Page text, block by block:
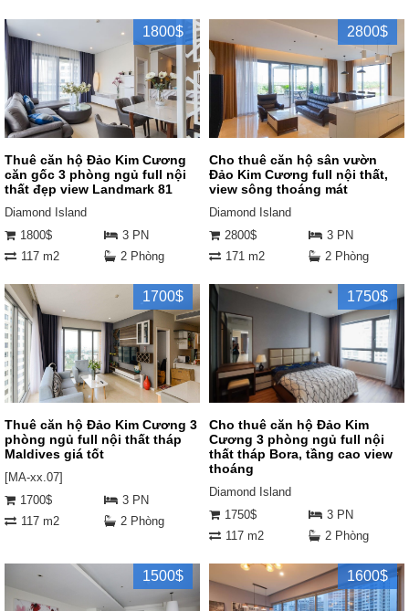
1800$
Thuê căn hộ Đảo Kim Cương
căn gốc 3 phòng ngủ full nội
thất đẹp view Landmark 81
Diamond Island
1800$
3 PN
117 m2
2 Phòng
2800$
Cho thuê căn hộ sân vườn
Đảo Kim Cương full nội thất,
view sông thoáng mát
Diamond Island
2800$
3 PN
171 m2
2 Phòng
1700$
Thuê căn hộ Đảo Kim Cương 3
phòng ngủ full nội thất tháp
Maldives giá tốt
[MA-xx.07]
1700$
3 PN
117 m2
2 Phòng
1750$
Cho thuê căn hộ Đảo Kim
Cương 3 phòng ngủ full nội
thất tháp Bora, tầng cao view
thoáng
Diamond Island
1750$
3 PN
117 m2
2 Phòng
1500$ 1600$